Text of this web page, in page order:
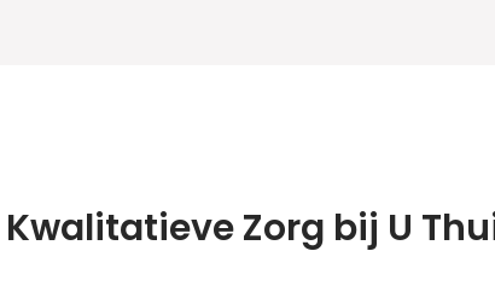
Zorg bij U